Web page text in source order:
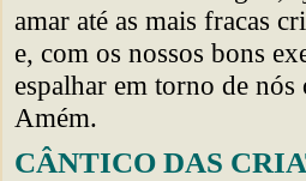
amar até as mais fracas
e, com os nossos bons
espalhar em torno de
Amém.
CÂNTICO DAS